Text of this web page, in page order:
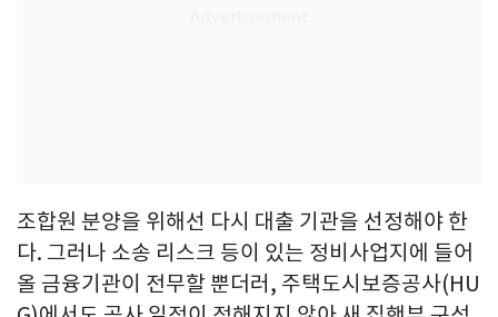
조합원 분양을 위해선 다시 대출 기관을 선정해야 한
다. 그러나 소송 리스크 등이 있는 정비사업지에 들어
올 금융기관이 전무할 뿐더러, 주택도시보증공사(HU